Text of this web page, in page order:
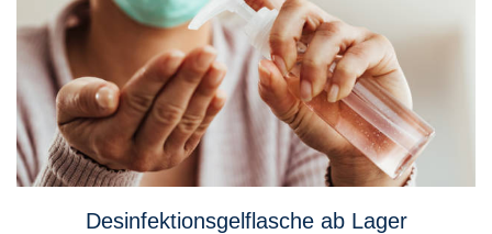
Desinfektionsgelflasche ab Lager